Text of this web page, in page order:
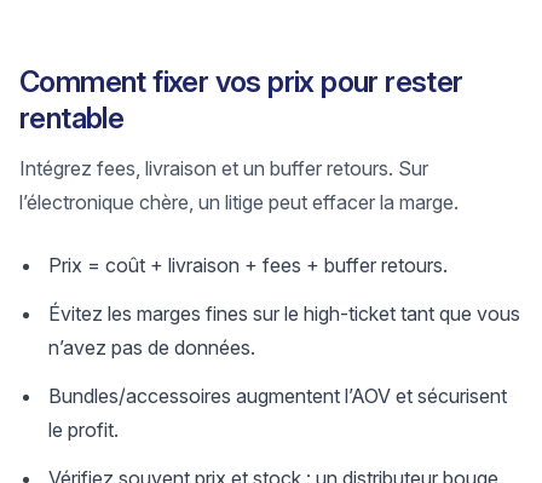
Comment fixer vos prix pour rester
rentable
Intégrez fees, livraison et un buffer retours. Sur
l’électronique chère, un litige peut effacer la marge.
Prix = coût + livraison + fees + buffer retours.
Évitez les marges fines sur le high-ticket tant que vous
n’avez pas de données.
Bundles/accessoires augmentent l’AOV et sécurisent
le profit.
Vérifiez souvent prix et stock : un distributeur bouge